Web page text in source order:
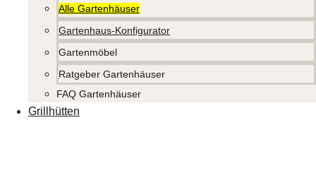
Alle Gartenhäuser
Gartenhaus-Konfigurator
Gartenmöbel
Ratgeber Gartenhäuser
FAQ Gartenhäuser
Grillhütten